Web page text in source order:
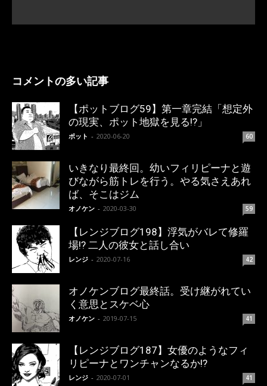
コメントの多い記事
【ポットブログ59】第一章完結「想定外
の現実、ポット地獄を見る!?」
ポット - 2020-06-20 60
いきなり最終回。幼いフィリピーナと遊
びながら筋トレを行う。やる気さえあれ
ば、そこはジム
オノケン - 2020-03-30 59
【レンジブログ198】浮気がバレて修羅
場!? 二人の彼女と話し合い
レンジ - 2020-07-16 42
オノケンブログ最終話。受け継がれてい
く意思とスケベ心
オノケン - 2019-07-15 41
【レンジブログ187】女優のようなフィ
リピーナとワンチャンなるか!?
レンジ - 2020-07-01 41